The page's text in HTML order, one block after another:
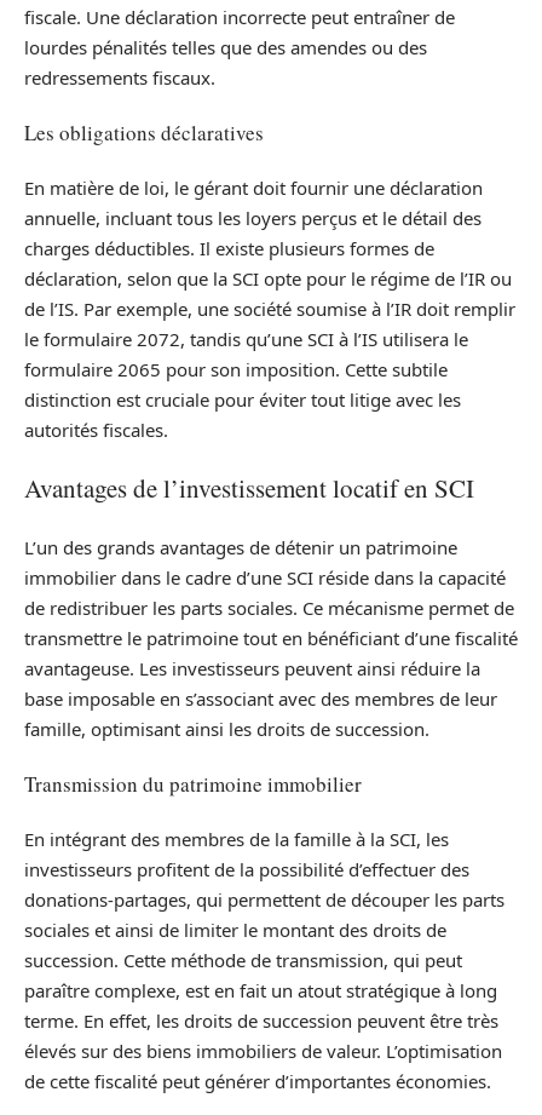
fiscale. Une déclaration incorrecte peut entraîner de
lourdes pénalités telles que des amendes ou des
redressements fiscaux.
Les obligations déclaratives
En matière de loi, le gérant doit fournir une déclaration
annuelle, incluant tous les loyers perçus et le détail des
charges déductibles. Il existe plusieurs formes de
déclaration, selon que la SCI opte pour le régime de l’IR ou
de l’IS. Par exemple, une société soumise à l’IR doit remplir
le formulaire 2072, tandis qu’une SCI à l’IS utilisera le
formulaire 2065 pour son imposition. Cette subtile
distinction est cruciale pour éviter tout litige avec les
autorités fiscales.
Avantages de l’investissement locatif en SCI
L’un des grands avantages de détenir un patrimoine
immobilier dans le cadre d’une SCI réside dans la capacité
de redistribuer les parts sociales. Ce mécanisme permet de
transmettre le patrimoine tout en bénéficiant d’une fiscalité
avantageuse. Les investisseurs peuvent ainsi réduire la
base imposable en s’associant avec des membres de leur
famille, optimisant ainsi les droits de succession.
Transmission du patrimoine immobilier
En intégrant des membres de la famille à la SCI, les
investisseurs profitent de la possibilité d’effectuer des
donations-partages, qui permettent de découper les parts
sociales et ainsi de limiter le montant des droits de
succession. Cette méthode de transmission, qui peut
paraître complexe, est en fait un atout stratégique à long
terme. En effet, les droits de succession peuvent être très
élevés sur des biens immobiliers de valeur. L’optimisation
de cette fiscalité peut générer d’importantes économies.